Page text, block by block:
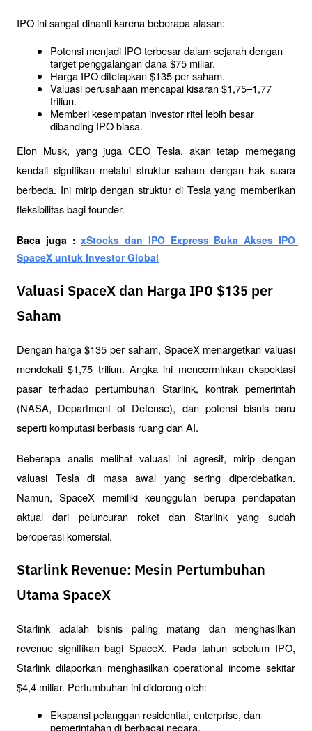
IPO ini sangat dinanti karena beberapa alasan:
Potensi menjadi IPO terbesar dalam sejarah dengan
target penggalangan dana $75 miliar.
Harga IPO ditetapkan $135 per saham.
Valuasi perusahaan mencapai kisaran $1,75–1,77
triliun.
Memberi kesempatan investor ritel lebih besar
dibanding IPO biasa.
Elon Musk, yang juga CEO Tesla, akan tetap memegang
kendali signifikan melalui struktur saham dengan hak suara
berbeda. Ini mirip dengan struktur di Tesla yang memberikan
fleksibilitas bagi founder.
Baca juga : xStocks dan IPO Express Buka Akses IPO
SpaceX untuk Investor Global
Valuasi SpaceX dan Harga IPO $135 per
Saham
Dengan harga $135 per saham, SpaceX menargetkan valuasi
mendekati $1,75 triliun. Angka ini mencerminkan ekspektasi
pasar terhadap pertumbuhan Starlink, kontrak pemerintah
(NASA, Department of Defense), dan potensi bisnis baru
seperti komputasi berbasis ruang dan AI.
Beberapa analis melihat valuasi ini agresif, mirip dengan
valuasi Tesla di masa awal yang sering diperdebatkan.
Namun, SpaceX memiliki keunggulan berupa pendapatan
aktual dari peluncuran roket dan Starlink yang sudah
beroperasi komersial.
Starlink Revenue: Mesin Pertumbuhan
Utama SpaceX
Starlink adalah bisnis paling matang dan menghasilkan
revenue signifikan bagi SpaceX. Pada tahun sebelum IPO,
Starlink dilaporkan menghasilkan operational income sekitar
$4,4 miliar. Pertumbuhan ini didorong oleh:
Ekspansi pelanggan residential, enterprise, dan
pemerintahan di berbagai negara.